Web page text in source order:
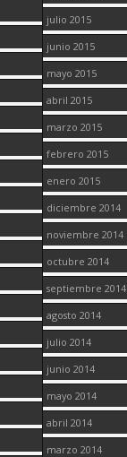
julio 2015
junio 2015
mayo 2015
abril 2015
marzo 2015
febrero 2015
enero 2015
diciembre 2014
noviembre 2014
octubre 2014
septiembre 2014
agosto 2014
julio 2014
junio 2014
mayo 2014
abril 2014
marzo 2014